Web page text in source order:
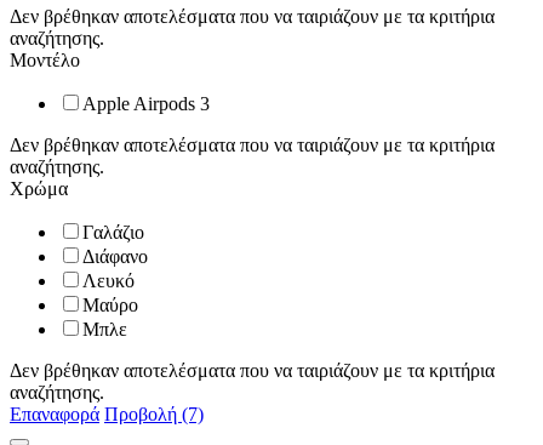
Δεν βρέθηκαν αποτελέσματα που να ταιριάζουν με τα κριτήρια
αναζήτησης.
Μοντέλο
Apple Airpods 3
Δεν βρέθηκαν αποτελέσματα που να ταιριάζουν με τα κριτήρια
αναζήτησης.
Χρώμα
Γαλάζιο
Διάφανο
Λευκό
Μαύρο
Μπλε
Δεν βρέθηκαν αποτελέσματα που να ταιριάζουν με τα κριτήρια
αναζήτησης.
Επαναφορά Προβολή (7)